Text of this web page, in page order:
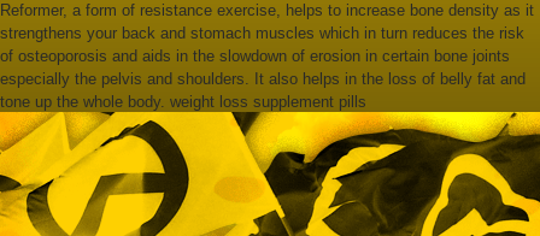
Reformer, a form of resistance exercise, helps to increase bone density as it
strengthens your back and stomach muscles which in turn reduces the risk
of osteoporosis and aids in the slowdown of erosion in certain bone joints
especially the pelvis and shoulders. It also helps in the loss of belly fat and
tone up the whole body. weight loss supplement pills